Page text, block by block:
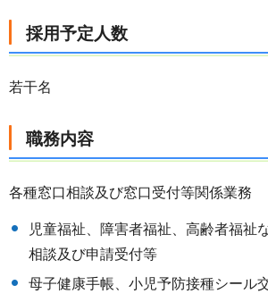
採用予定人数
若干名
職務内容
各種窓口相談及び窓口受付等関係業務
児童福祉、障害者福祉、高齢者福祉
相談及び申請受付等
母子健康手帳、小児予防接種シール